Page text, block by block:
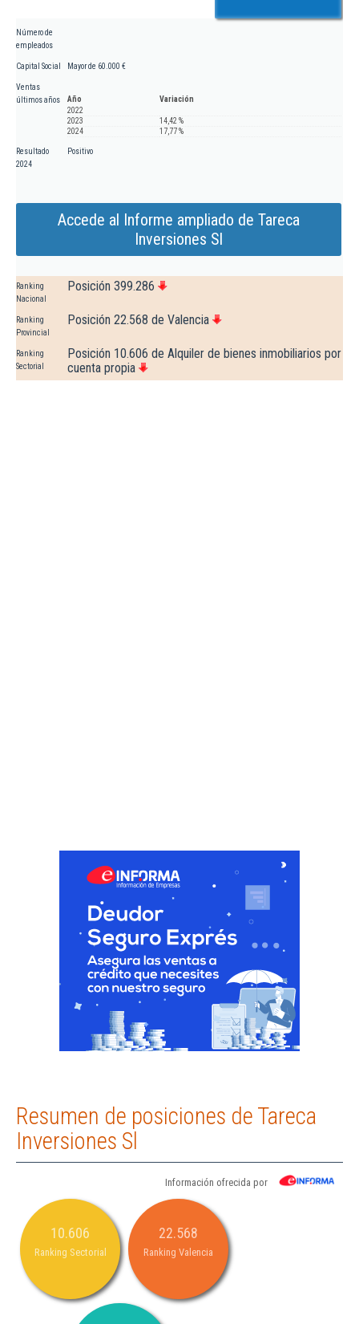
Número de
empleados
Capital Social Mayor de 60.000 €
Ventas
últimos años
Año
Variación
2022
2023
14,42 %
2024
17,77 %
Resultado
2024
Positivo
Accede al Informe ampliado de Tareca
Inversiones Sl
Ranking
Nacional
Posición 399.286
Ranking
Provincial
Posición 22.568 de Valencia
Ranking
Sectorial
Posición 10.606 de Alquiler de bienes inmobiliarios por
cuenta propia
Resumen de posiciones de Tareca
Inversiones Sl
Información ofrecida por
10.606
Ranking Sectorial
22.568
Ranking Valencia